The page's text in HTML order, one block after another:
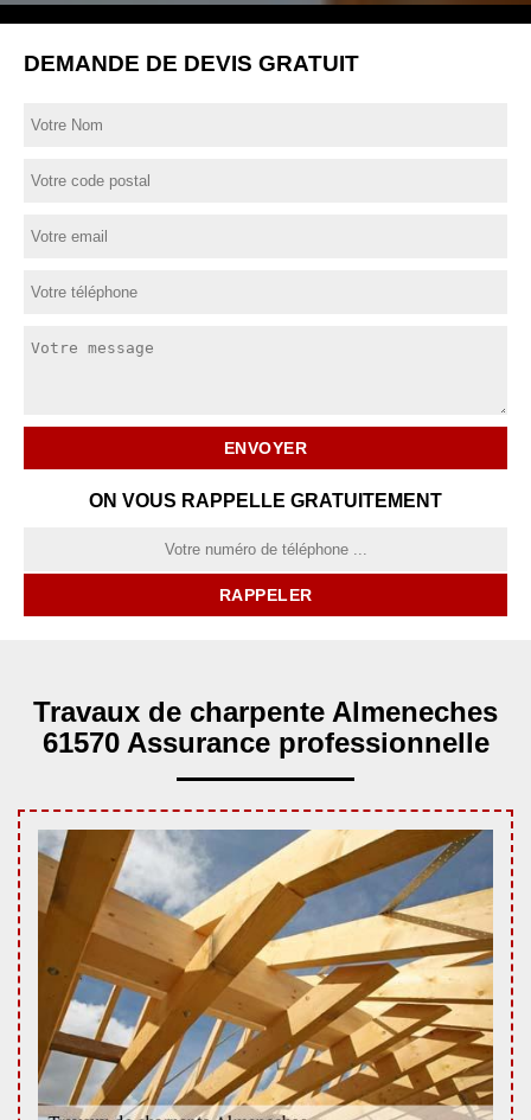
DEMANDE DE DEVIS GRATUIT
ON VOUS RAPPELLE GRATUITEMENT
Travaux de charpente Almeneches
61570 Assurance professionnelle